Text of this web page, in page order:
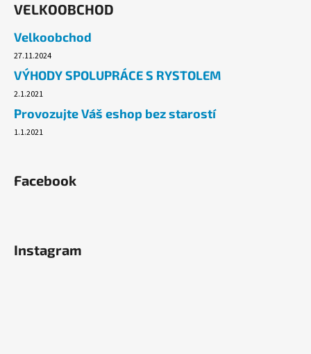
VELKOOBCHOD
Velkoobchod
27.11.2024
VÝHODY SPOLUPRÁCE S RYSTOLEM
2.1.2021
Provozujte Váš eshop bez starostí
1.1.2021
Facebook
Instagram